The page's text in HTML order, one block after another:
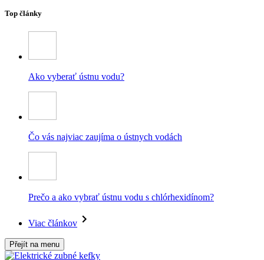
Top články
Ako vyberať ústnu vodu?
Čo vás najviac zaujíma o ústnych vodách
Prečo a ako vybrať ústnu vodu s chlórhexidínom?
Viac článkov
Přejít na menu